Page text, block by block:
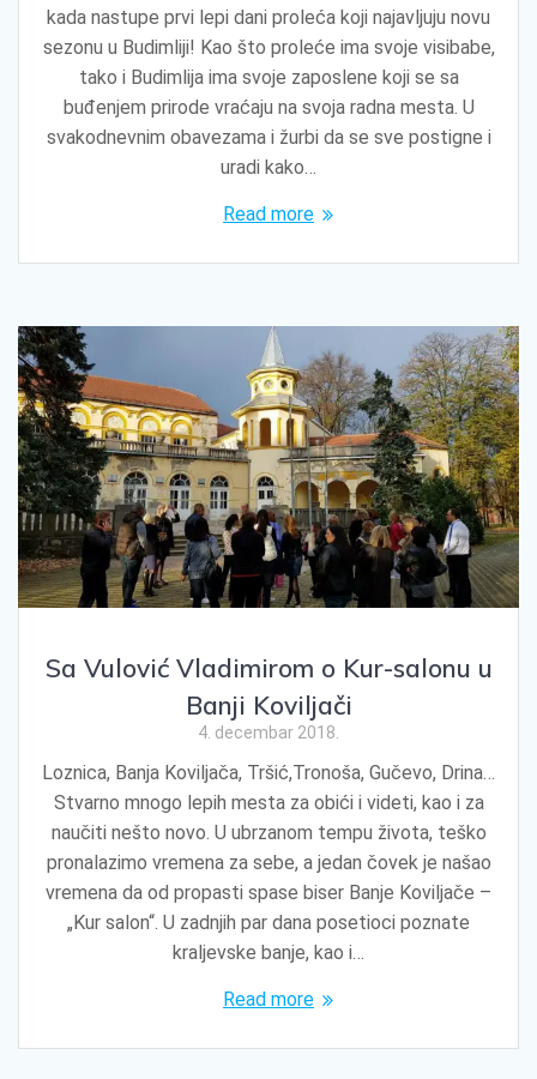
kada nastupe prvi lepi dani proleća koji najavljuju novu
sezonu u Budimliji! Kao što proleće ima svoje visibabe,
tako i Budimlija ima svoje zaposlene koji se sa
buđenjem prirode vraćaju na svoja radna mesta. U
svakodnevnim obavezama i žurbi da se sve postigne i
uradi kako…
Read more
Sa Vulović Vladimirom o Kur-salonu u
Banji Koviljači
4. decembar 2018.
Loznica, Banja Koviljača, Tršić,Tronoša, Gučevo, Drina…
Stvarno mnogo lepih mesta za obići i videti, kao i za
naučiti nešto novo. U ubrzanom tempu života, teško
pronalazimo vremena za sebe, a jedan čovek je našao
vremena da od propasti spase biser Banje Koviljače –
„Kur salon“. U zadnjih par dana posetioci poznate
kraljevske banje, kao i…
Read more